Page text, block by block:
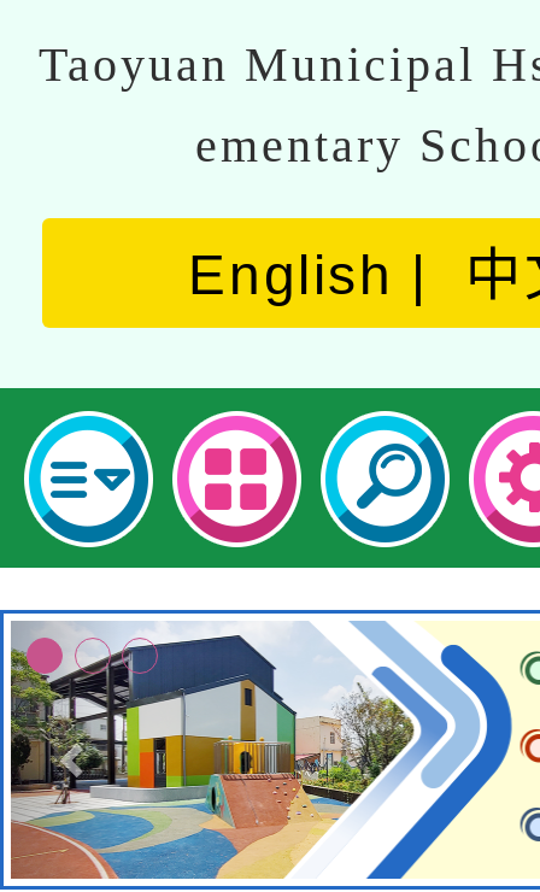
Taoyuan Municipal
ementary
English 中
本館辦理115年度閱讀